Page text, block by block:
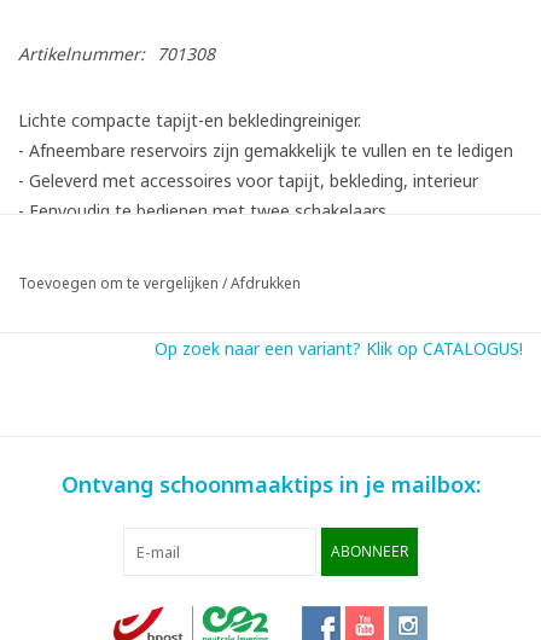
Artikelnummer: 701308
Lichte compacte tapijt-en bekledingreiniger.
- Afneembare reservoirs zijn gemakkelijk te vullen en te ledigen
- Geleverd met accessoires voor tapijt, bekleding, interieur
- Eenvoudig te bedienen met twee schakelaars
Toevoegen om te vergelijken /Afdrukken
Op zoek naar een variant? Klik op CATALOGUS!
Ontvang schoonmaaktips in je mailbox:
ABONNEER